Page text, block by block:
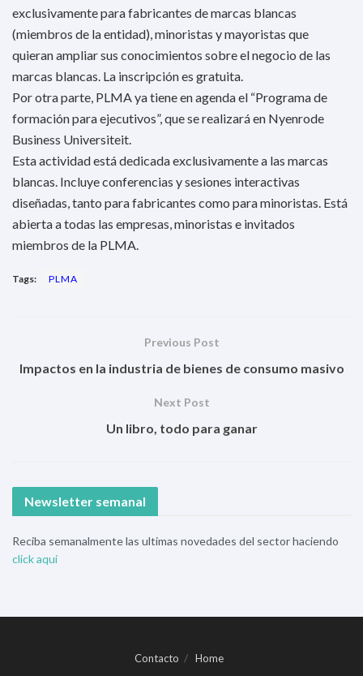
exclusivamente para fabricantes de marcas blancas
(miembros de la entidad), minoristas y mayoristas que
quieran ampliar sus conocimientos sobre el negocio de las
marcas blancas. La inscripción es gratuita.
Por otra parte, PLMA ya tiene en agenda el “Programa de
formación para ejecutivos”, que se realizará en Nyenrode
Business Universiteit.
Esta actividad está dedicada exclusivamente a las marcas
blancas. Incluye conferencias y sesiones interactivas
diseñadas, tanto para fabricantes como para minoristas. Está
abierta a todas las empresas, minoristas e invitados
miembros de la PLMA.
Tags: PLMA
Previous Post
Impactos en la industria de bienes de consumo masivo
Next Post
Un libro, todo para ganar
Newsletter semanal
Reciba semanalmente las ultimas novedades del sector haciendo
click aqui
Contacto Home